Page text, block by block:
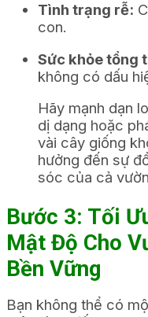
Tình trạng rễ:
con.
Sức khỏe tổng
không có dấu
Hãy mạnh dạn
dị dạng hoặc
vài cây giống
hưởng đến sự
sóc của cả
Bước 3: Tối
Mật Độ Cho
Bền Vững
Bạn không thể có